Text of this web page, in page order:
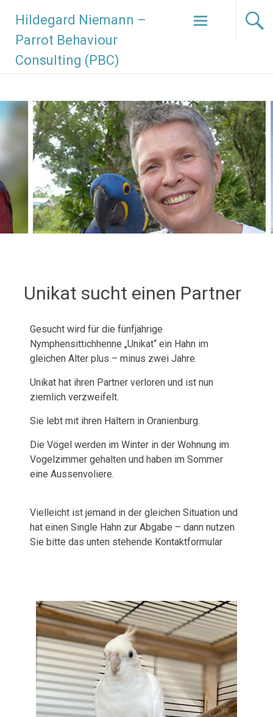
Hildegard Niemann –
Parrot Behaviour
Consulting (PBC)
Unikat sucht einen Partner
Gesucht wird für die fünfjährige
Nymphensittichhenne „Unikat“ ein Hahn im
gleichen Alter plus – minus zwei Jahre.
Unikat hat ihren Partner verloren und ist nun
ziemlich verzweifelt.
Sie lebt mit ihren Haltern in Oranienburg.
Die Vögel werden im Winter in der Wohnung im
Vogelzimmer gehalten und haben im Sommer
eine Aussenvoliere.
Vielleicht ist jemand in der gleichen Situation und
hat einen Single Hahn zur Abgabe – dann nutzen
Sie bitte das unten stehende Kontaktformular